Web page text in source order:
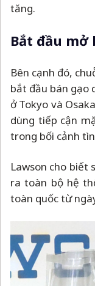
tăng.
Bắt đầu mở
Bên cạnh đó,
bắt đầu bán gạo
ở Tokyo và
dùng tiếp cận
trong bối cảnh
Lawson cho biết
ra toàn bộ hệ
toàn quốc từ